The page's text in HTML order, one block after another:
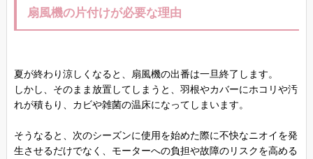
扇風機の片付けが必要な理由
夏が終わり涼しくなると、扇風機の出番は一旦終了します。
しかし、そのまま放置してしまうと、羽根やカバーにホコリや汚
れが積もり、カビや雑菌の温床になってしまいます。
そうなると、次のシーズンに使用を始めた際に不快なニオイを発
生させるだけでなく、モーターへの負担や故障のリスクを高める